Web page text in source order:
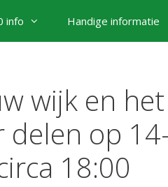
info Handige informatie
wijk en het
delen op
18:00